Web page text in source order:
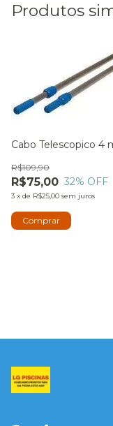
Produtos
Cabo Telescopico 4
R$75,00
R$109,90
32% OFF
3 x de R$25,00 sem juros